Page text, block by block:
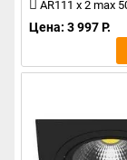
AR111 x 2 max
Цена: 3 997 Р.